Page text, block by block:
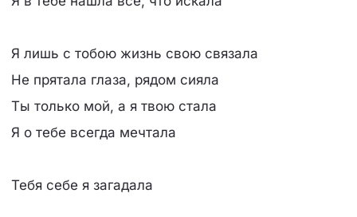
Я лишь с тобою жизнь свою связала
Не прятала глаза, рядом сияла
Ты только мой, а я твою стала
Я о тебе всегда мечтала
Тебя себе я загадала